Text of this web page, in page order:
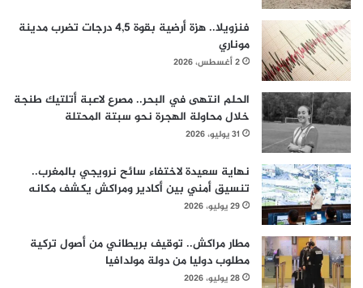
فنزويلا.. هزة أرضية بقوة 4,5 درجات تضرب مدينة
موناري
2 أغسطس، 2026
الحلم انتهى في البحر.. مصرع لاعبة أتلتيك طنجة
خلال محاولة الهجرة نحو سبتة المحتلة
31 يوليو، 2026
نهاية سعيدة لاختفاء سائح نرويجي بالمغرب..
تنسيق أمني بين أكادير ومراكش يكشف مكانه
29 يوليو، 2026
مطار مراكش.. توقيف بريطاني من أصول تركية
مطلوب دوليا من دولة مولدافيا
28 يوليو، 2026